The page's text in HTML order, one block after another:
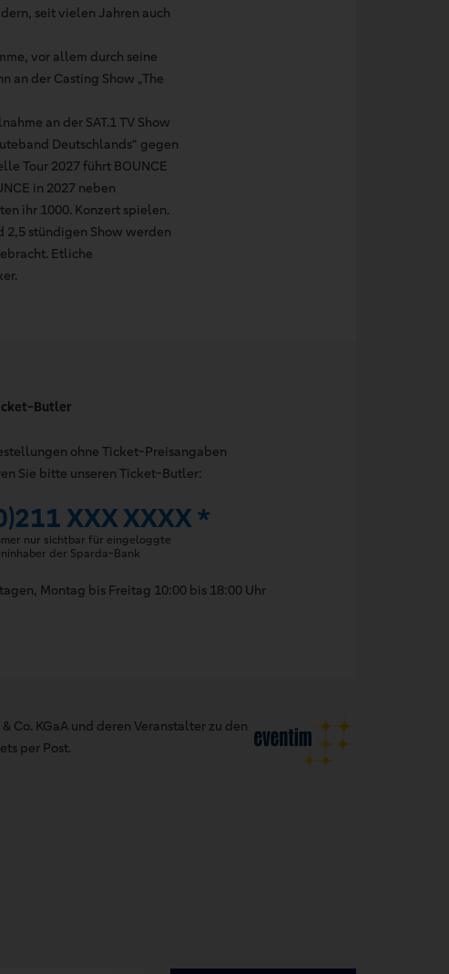
seit vielen Jahren auch
vor allem durch seine
an der Casting Show „The
an der SAT.1 TV Show
Deutschlands“ gegen
Tour 2027 führt BOUNCE
in 2027 neben
ihr 1000. Konzert spielen.
2,5 stündigen Show werden
Etliche
Butler
ohne Ticket-Preisangaben
Sie bitte unseren Ticket-Butler:
XXX XXXX *
nur sichtbar für eingeloggte
der Sparda-Bank
Montag bis Freitag 10:00 bis 18:00 Uhr
& Co. KGaA und deren Veranstalter zu den
per Post.